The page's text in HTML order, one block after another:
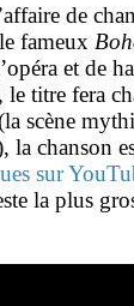
de
fameux
et de
titre fera
scène
chanson
sur
la plus